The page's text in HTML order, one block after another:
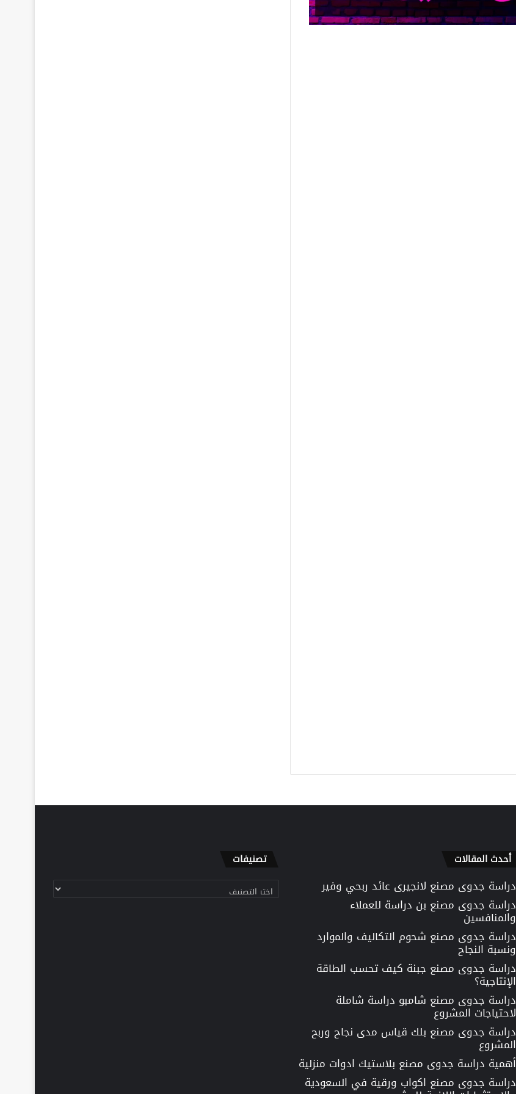
أحدث المقالات
دراسة جدوى مصنع لانجيرى عائد ربحي وفير
دراسة جدوى مصنع بن دراسة للعملاء
والمنافسين
دراسة جدوى مصنع شحوم التكاليف والموارد
ونسبة النجاح
دراسة جدوى مصنع جبنة كيف تحسب الطاقة
الإنتاجية؟
دراسة جدوى مصنع شامبو دراسة شاملة
لاحتياجات المشروع
دراسة جدوى مصنع بلك قياس مدى نجاح وربح
المشروع
أهمية دراسة جدوى مصنع بلاستيك ادوات منزلية
دراسة جدوى مصنع اكواب ورقية في السعودية
تصنيفات
تصنيفات